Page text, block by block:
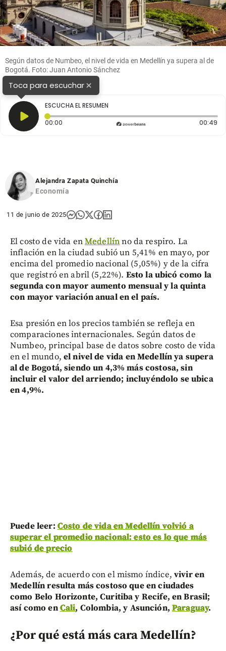
Según datos de Numbeo, el nivel de vida en Medellín ya supera al de
Bogotá. Foto: Juan Antonio Sánchez
Toca para escuchar×
ESCUCHA EL RESUMEN
00:00 Tiempo transcurrido: 0 segundos 00:49
Alejandra Zapata Quinchía
Economía
11 de junio de 2025
El costo de vida enMedellínno da respiro. La
inflación en la ciudad subió un 5,41% en mayo, por
encima del promedio nacional (5,05%) y de la cifra
que registró en abril (5,22%). Esto la ubicó como la
segunda con mayor aumento mensual y la quinta
con mayor variación anual en el país.
Esa presión en los precios también se refleja en
comparaciones internacionales. Según datos de
Numbeo, principal base de datos sobre costo de vida
en el mundo, el nivel de vida en Medellín ya supera
al de Bogotá, siendo un 4,3% más costosa, sin
incluir el valor del arriendo; incluyéndolo se ubica
en 4,9%.
Puedeleer: Costo de vida en Medellín volvió a
superar el promedio nacional: esto es lo que más
subió de precio
Además, de acuerdo con el mismo índice, vivir en
Medellín resulta más costoso que en ciudades
como Belo Horizonte, Curitiba y Recife, en Brasil;
así como enCali, Colombia, y Asunción,Paraguay.
¿Por qué está más cara Medellín?